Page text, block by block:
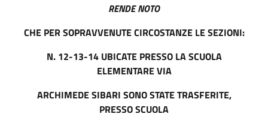
RENDE NOTO
CHE PER SOPRAVVENUTE CIRCOSTANZE LE SEZIONI:
N. 12-13-14UBICATE PRESSO LA SCUOLA
ELEMENTARE VIA
ARCHIMEDE SIBARI SONO STATE TRASFERITE,
PRESSO SCUOLA